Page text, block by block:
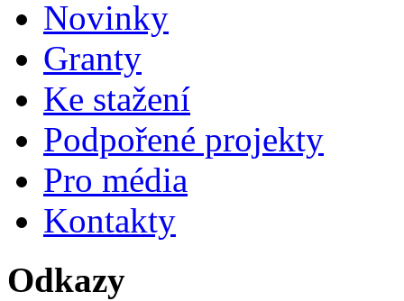
Novinky
Granty
Ke stažení
Podpořené projekty
Pro média
Kontakty
Odkazy